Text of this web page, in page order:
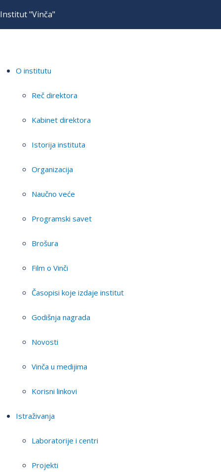
Institut "Vinča"
O institutu
Reč direktora
Kabinet direktora
Istorija instituta
Organizacija
Naučno veće
Programski savet
Brošura
Film o Vinči
Časopisi koje izdaje institut
Godišnja nagrada
Novosti
Vinča u medijima
Korisni linkovi
Istraživanja
Laboratorije i centri
Projekti